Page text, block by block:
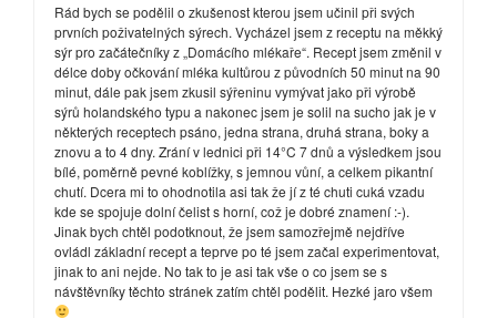
Rád bych se podělil o zkušenost kterou jsem učinil při svých
prvních poživatelných sýrech. Vycházel jsem z receptu na měkký
sýr pro začátečníky z „Domácího mlékaře“. Recept jsem změnil v
délce doby očkování mléka kultůrou z původních 50 minut na 90
minut, dále pak jsem zkusil sýřeninu vymývat jako při výrobě
sýrů holandského typu a nakonec jsem je solil na sucho jak je v
některých receptech psáno, jedna strana, druhá strana, boky a
znovu a to 4 dny. Zrání v lednici při 14°C 7 dnů a výsledkem jsou
bílé, poměrně pevné koblížky, s jemnou vůní, a celkem pikantní
chutí. Dcera mi to ohodnotila asi tak že jí z té chuti cuká vzadu
kde se spojuje dolní čelist s horní, což je dobré znamení :-).
Jinak bych chtěl podotknout, že jsem samozřejmě nejdříve
ovládl základní recept a teprve po té jsem začal experimentovat,
jinak to ani nejde. No tak to je asi tak vše o co jsem se s
návštěvníky těchto stránek zatím chtěl podělit. Hezké jaro všem